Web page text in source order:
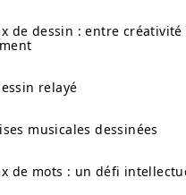
de dessin : entre créativité
relayé
musicales dessinées
de mots : un défi